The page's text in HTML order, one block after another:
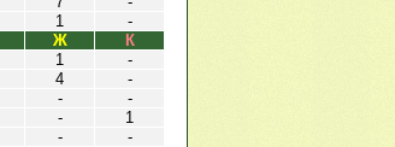
1
-
Ж
К
1
-
4
-
-
-
-
1
-
-